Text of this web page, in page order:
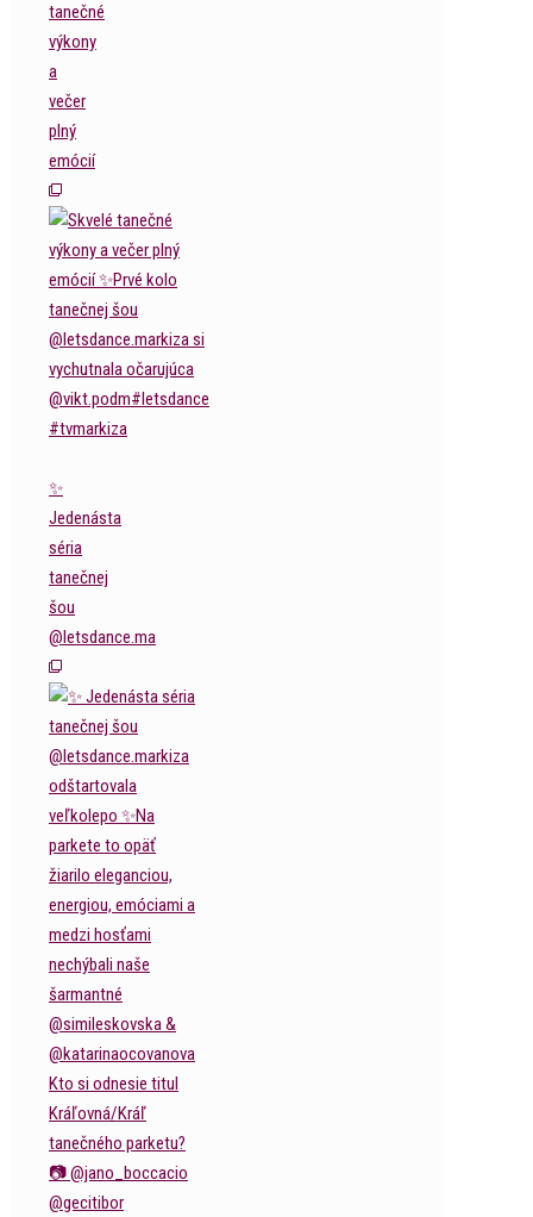
tanečné
výkony
a
večer
plný
emócií
✨
Jedenásta
séria
tanečnej
šou
@letsdance.ma